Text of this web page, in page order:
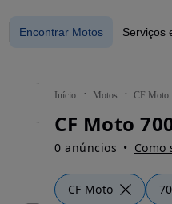
Encontrar Motos Serviços
Início Motos CF Moto
CF Moto
0 anúncios Como
CF Moto